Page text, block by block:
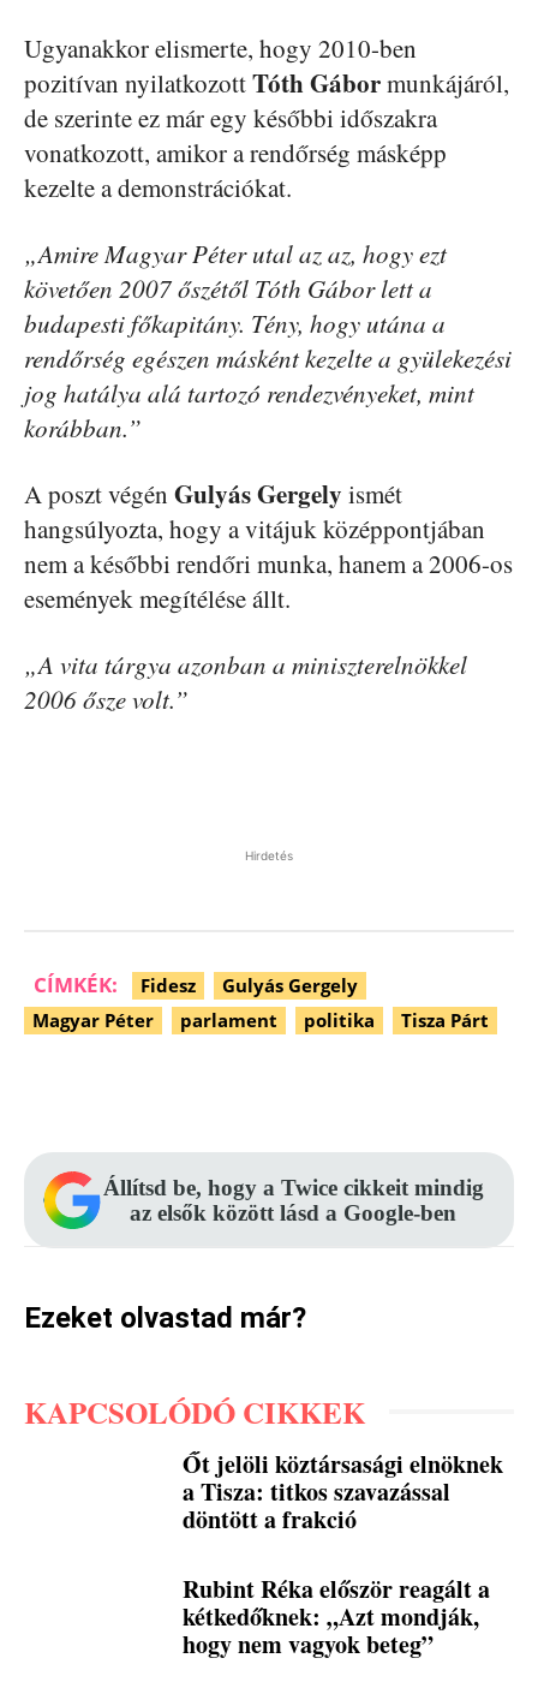
Ugyanakkor elismerte, hogy 2010-ben
pozitívan nyilatkozottTóth Gábormunkájáról,
de szerinte ez már egy későbbi időszakra
vonatkozott, amikor a rendőrség másképp
kezelte a demonstrációkat.
„Amire Magyar Péter utal az az, hogy ezt
követően 2007 őszétől Tóth Gábor lett a
budapesti főkapitány. Tény, hogy utána a
rendőrség egészen másként kezelte a gyülekezési
jog hatálya alá tartozó rendezvényeket, mint
korábban.”
A poszt végén Gulyás Gergely ismét
hangsúlyozta, hogy a vitájuk középpontjában
nem a későbbi rendőri munka, hanem a 2006-os
események megítélése állt.
„A vita tárgya azonban a miniszterelnökkel
2006 ősze volt.”
Hirdetés
CÍMKÉK: Fidesz
Gulyás Gergely
Magyar Péter
parlament politika Tisza Párt
Állítsd be, hogy a Twice cikkeit mindig
az elsők között lásd a Google-ben
Ezeket olvastad már?
KAPCSOLÓDÓ CIKKEK
Őt jelöli köztársasági elnöknek
a Tisza: titkos szavazással
döntött a frakció
Rubint Réka először reagált a
kétkedőknek: „Azt mondják,
hogy nem vagyok beteg”